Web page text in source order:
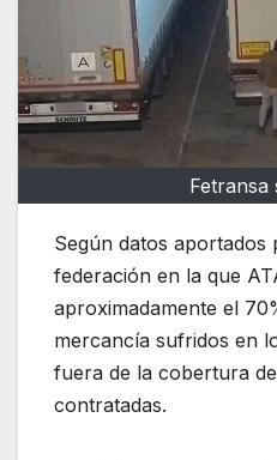
Fetransa
Según datos aportados
federación en la que
aproximadamente el
mercancía sufridos en
fuera de la cobertura
contratadas.